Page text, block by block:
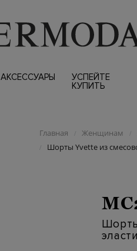
АКСЕССУАРЫ
УСПЕЙТЕ
КУПИТЬ
Главная / Женщинам /
/ Шорты Yvette из